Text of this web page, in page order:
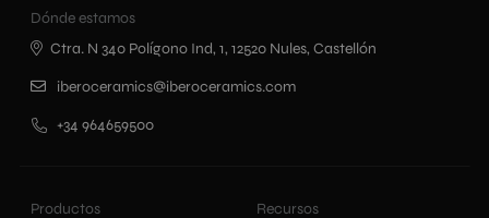
Productos Recursos
Dónde estamos
Ctra. N 340 Polígono Ind, 1, 12520 Nules, Castellón
iberoceramics@iberoceramics.com
+34 964659500